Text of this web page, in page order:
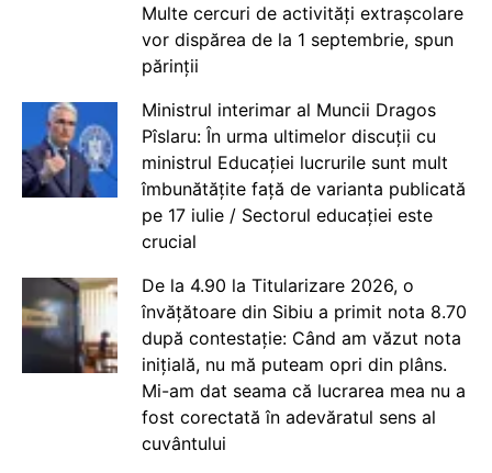
Multe cercuri de activități extrașcolare
vor dispărea de la 1 septembrie, spun
părinții
Ministrul interimar al Muncii Dragos
Pîslaru: În urma ultimelor discuții cu
ministrul Educației lucrurile sunt mult
îmbunătățite față de varianta publicată
pe 17 iulie / Sectorul educației este
crucial
De la 4.90 la Titularizare 2026, o
învățătoare din Sibiu a primit nota 8.70
după contestație: Când am văzut nota
inițială, nu mă puteam opri din plâns.
Mi-am dat seama că lucrarea mea nu a
fost corectată în adevăratul sens al
cuvântului